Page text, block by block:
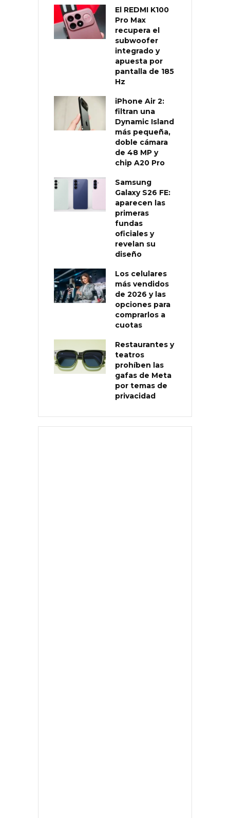
El REDMI K100
Pro Max
recupera el
subwoofer
integrado y
apuesta por
pantalla de 185
Hz
iPhone Air 2:
filtran una
Dynamic Island
más pequeña,
doble cámara
de 48 MP y
chip A20 Pro
Samsung
Galaxy S26 FE:
aparecen las
primeras
fundas
oficiales y
revelan su
diseño
Los celulares
más vendidos
de 2026 y las
opciones para
comprarlos a
cuotas
Restaurantes y
teatros
prohíben las
gafas de Meta
por temas de
privacidad